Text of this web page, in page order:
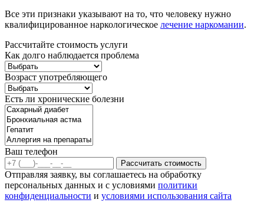
Все эти признаки указывают на то, что человеку нужно
квалифицированное наркологическое лечение наркомании.
Рассчитайте стоимость услуги
Как долго наблюдается проблема
Возраст употребляющего
Есть ли хронические болезни
Ваш телефон
Рассчитать стоимость
Отправляя заявку, вы соглашаетесь на обработку
персональных данных и с условиями политики
конфиденциальности и условиями использования сайта